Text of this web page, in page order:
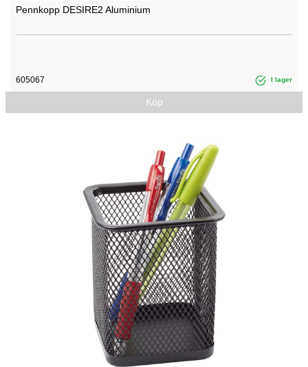
Pennkopp DESIRE2 Aluminium
605067 I lager
Köp